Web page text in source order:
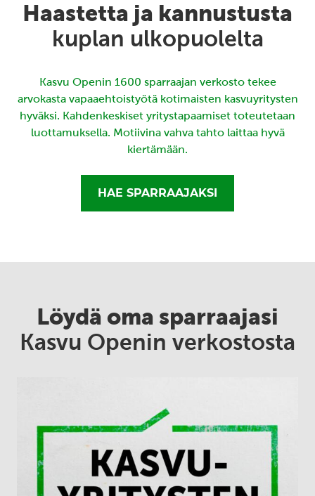
Haastetta ja kannustusta
kuplan ulkopuolelta
Kasvu Openin 1600 sparraajan verkosto tekee
arvokasta vapaaehtoistyötä kotimaisten kasvuyritysten
hyväksi. Kahdenkeskiset yritystapaamiset toteutetaan
luottamuksella. Motiivina vahva tahto laittaa hyvä
kiertämään.
HAE SPARRAAJAKSI
Löydä oma sparraajasi
Kasvu Openin verkostosta